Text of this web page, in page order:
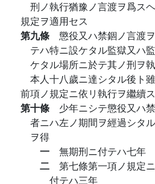
刑ノ執行猶豫ノ言渡ヲ爲ス
規定ヲ適用セス
第九條 懲役又ハ禁錮ノ言渡
テハ特ニ設ケタル監獄又ハ
ケタル場所ニ於テ其ノ刑ヲ
本人十八歲ニ達シタル後ト
前項ノ規定ニ依リ執行ヲ繼續
第十條 少年ニシテ懲役又ハ
者ニハ左ノ期間ヲ經過シタ
ヲ得
一 無期刑ニ付テハ七年
二 第七條第一項ノ規定
付テハ三年